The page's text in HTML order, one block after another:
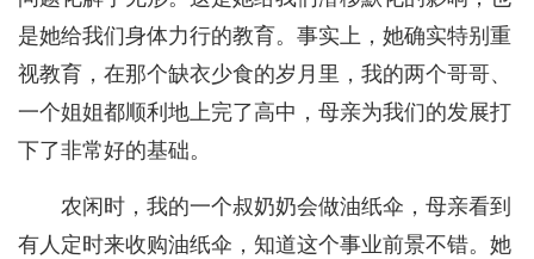
是她给我们身体力行的教育。事实上，她确实特别重
视教育，在那个缺衣少食的岁月里，我的两个哥哥、
一个姐姐都顺利地上完了高中，母亲为我们的发展打
下了非常好的基础。
农闲时，我的一个叔奶奶会做油纸伞，母亲看到
有人定时来收购油纸伞，知道这个事业前景不错。她